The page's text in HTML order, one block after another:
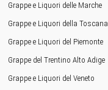
Grappe e Liquori delle Marche
Grappe e Liquori della Toscana
Grappe e Liquori del Piemonte
Grappe del Trentino Alto Adige
Grappe e Liquori del Veneto